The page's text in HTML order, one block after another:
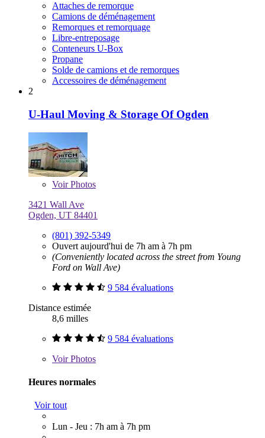
Attaches de remorque
Camions de déménagement
Remorques et remorquage
Libre-entreposage
Conteneurs U-Box
Propane
Solde de camions et de remorques
Accessoires de déménagement
2
U-Haul Moving & Storage Of Ogden
VoirPhotos
3421 Wall Ave
Ogden, UT 84401
(801) 392-5349
Ouvert aujourd'hui de 7h am à 7h pm
(Conveniently located across the street from Young
Ford on Wall Ave)
9 584 évaluations
Distance estimée
8,6 milles
9 584 évaluations
VoirPhotos
Heures normales
Voir tout
Lun - Jeu : 7h am à 7h pm